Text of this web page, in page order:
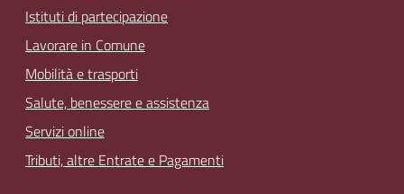
Istituti di partecipazione
Lavorare in Comune
Mobilità e trasporti
Salute, benessere e assistenza
Servizi online
Tributi, altre Entrate e Pagamenti